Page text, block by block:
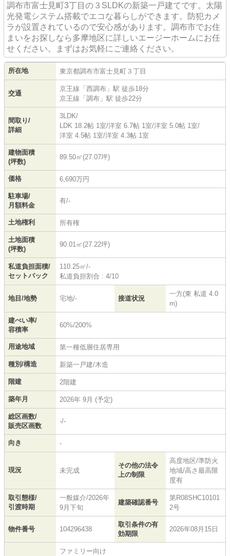
調布市富士見町3丁目の３SLDKの新築一戸建てです。太陽
光発電システム搭載でエコな暮らしができます。防犯カメ
ラが設置されているので安心感があります。調布市でお住
まいをお探しなら多摩地区に詳しいエージーホームにお任
せください。まずはお気軽にご連絡ください。
所在地 東京都調布市富士見町 ３丁目
交通
京王線 「 西調布 」駅 徒歩18分
京王線 「 調布 」駅 徒歩22分
間取り/
詳細
3LDK/
LDK 18.2帖 1室/洋室 6.7帖 1室/洋室 5.0帖 1室/
洋室 4.5帖 1室/洋室 4.3帖 1室
建物面積
(坪数)
89.50㎡(27.07坪)
価格 6,690万円
駐車場/
月額料金
有/-
土地権利 所有権
土地面積
(坪数)
90.01㎡(27.22坪)
私道負担面積/
セットバック
110.25㎡/-
私道負担割合 : 4/10
地目/地勢 宅地/- 接道状況
一方(東 私道 4.0
m)
建ぺい率/
容積率
60%/200%
用途地域 第一種低層住居専用
種別/構造 新築一戸建/木造
階建 2階建
築年月 2026年 9月 (予定)
総区画数/
販売区画数
-/-
向き -
現況 未完成
その他の法令
上の制限
高度地区/準防火
地域/高さ最高限
度有
取引態様/
引渡時期
一般媒介/2026年
9月下旬
建築確認番号
第R08SHC10101
2号
物件番号 104296438
取引条件の有
効期限
2026年08月15日
ファミリー向け